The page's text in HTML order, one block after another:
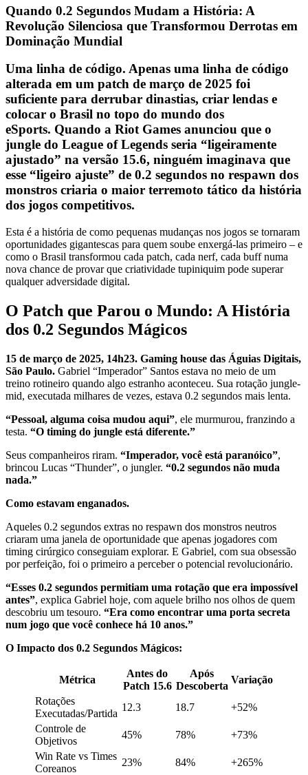
Quando 0.2 Segundos Mudam a História: A
Revolução Silenciosa que Transformou Derrotas em
Dominação Mundial
Uma linha de código. Apenas uma linha de código
alterada em um patch de março de 2025 foi
suficiente para derrubar dinastias, criar lendas e
colocar o Brasil no topo do mundo dos
eSports. Quando a Riot Games anunciou que o
jungle do League of Legends seria “ligeiramente
ajustado” na versão 15.6, ninguém imaginava que
esse “ligeiro ajuste” de 0.2 segundos no respawn dos
monstros criaria o maior terremoto tático da história
dos jogos competitivos.
Esta é a história de como pequenas mudanças nos jogos se tornaram
oportunidades gigantescas para quem soube enxergá-las primeiro – e
como o Brasil transformou cada patch, cada nerf, cada buff numa
nova chance de provar que criatividade tupiniquim pode superar
qualquer adversidade digital.
O Patch que Parou o Mundo: A História
dos 0.2 Segundos Mágicos
15 de março de 2025, 14h23. Gaming house das Águias Digitais,
São Paulo. Gabriel “Imperador” Santos estava no meio de um
treino rotineiro quando algo estranho aconteceu. Sua rotação jungle-
mid, executada milhares de vezes, estava 0.2 segundos mais lenta.
“Pessoal, alguma coisa mudou aqui”, ele murmurou, franzindo a
testa. “O timing do jungle está diferente.”
Seus companheiros riram. “Imperador, você está paranóico”,
brincou Lucas “Thunder”, o jungler. “0.2 segundos não muda
nada.”
Como estavam enganados.
Aqueles 0.2 segundos extras no respawn dos monstros neutros
criaram uma janela de oportunidade que apenas jogadores com
timing cirúrgico conseguiam explorar. E Gabriel, com sua obsessão
por perfeição, foi o primeiro a perceber o potencial revolucionário.
“Esses 0.2 segundos permitiam uma rotação que era impossível
antes”, explica Gabriel hoje, com aquele brilho nos olhos de quem
descobriu um tesouro. “Era como encontrar uma porta secreta
num jogo que você conhece há 10 anos.”
O Impacto dos 0.2 Segundos Mágicos:
Métrica
Antes do
Patch 15.6
Após
Descoberta
Variação
Rotações
Executadas/Partida
12.3 18.7
+52%
Controle de
Objetivos
45% 78%
+73%
Win Rate vs Times
Coreanos
23% 84%
+265%